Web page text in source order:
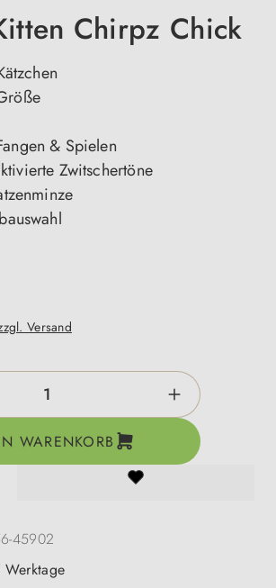
Chirpz Chick
& Spielen
Zwitschertöne
Versand
Gib den gewünschten
WARENKORB
45902
Werktage